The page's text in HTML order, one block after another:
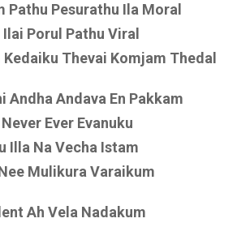
Pathu Pesurathu Ila Moral
Porul Pathu Viral
Kedaiku Thevai Komjam Thedal
Andha Andava En Pakkam
Ever Evanuku
Illa Na Vecha Istam
Mulikura Varaikum
Ah Vela Nadakum